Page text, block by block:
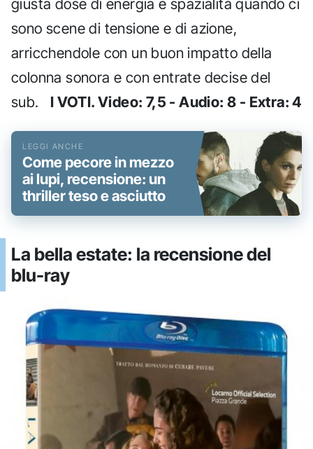
giusta dose di energia e spazialità quando ci
sono scene di tensione e di azione,
arricchendole con un buon impatto della
colonna sonora e con entrate decise del
sub. I VOTI. Video: 7,5 - Audio: 8 - Extra: 4
Come pecore in mezzo
ai lupi, recensione: un
thriller teso e asciutto
La bella estate: la recensione del
blu-ray